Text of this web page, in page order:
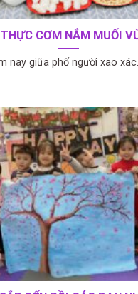
CƠM NẮM MUỐI
nay giữa phố người xao